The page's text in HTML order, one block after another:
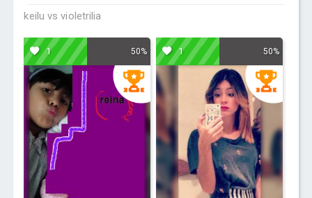
keilu vs violetrilia
1 50% 1 50%